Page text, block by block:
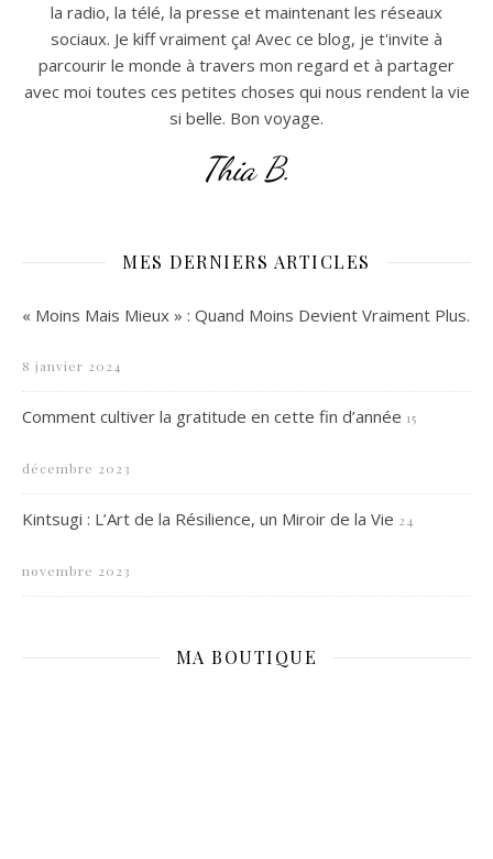
la radio, la télé, la presse et maintenant les réseaux
sociaux. Je kiff vraiment ça! Avec ce blog, je t'invite à
parcourir le monde à travers mon regard et à partager
avec moi toutes ces petites choses qui nous rendent la vie
si belle. Bon voyage.
Thia B.
MES DERNIERS ARTICLES
« Moins Mais Mieux » : Quand Moins Devient Vraiment Plus.
8 janvier 2024
Comment cultiver la gratitude en cette fin d’année 15
décembre 2023
Kintsugi : L’Art de la Résilience, un Miroir de la Vie 24
novembre 2023
MA BOUTIQUE